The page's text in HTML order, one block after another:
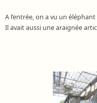
A l’entrée, on a vu un
Il avait aussi une araignée